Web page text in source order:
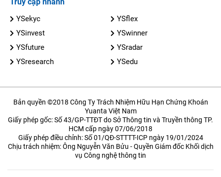
YSekyc
YSflex
YSinvest
YSwinner
YSfuture
YSradar
YSresearch
YSedu
Bản quyền ©2018 Công Ty Trách Nhiệm Hữu Hạn Chứng Khoán
Yuanta Việt Nam
Giấy phép gốc: Số 43/GP-TTĐT do Sở Thông tin và Truyền thông TP.
HCM cấp ngày 07/06/2018
Giấy phép điều chỉnh: Số 01/QĐ-STTTT-ICP ngày 19/01/2024
Chịu trách nhiệm: Ông Nguyễn Văn Bửu - Quyền Giám đốc Khối dịch
vụ Công nghệ thông tin